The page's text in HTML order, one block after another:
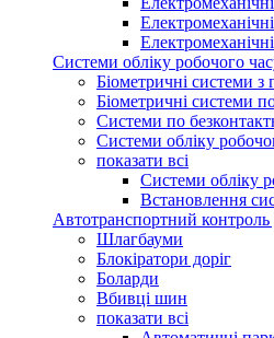
Системи обліку робочого
Біометричні системи з
Біометричні системи
Системи по
Системи обліку
показати всі
Системи обліку
Встановлення
Автотранспортний контроль
Шлагбауми
Блокіратори доріг
Боларди
Вбивці шин
показати всі